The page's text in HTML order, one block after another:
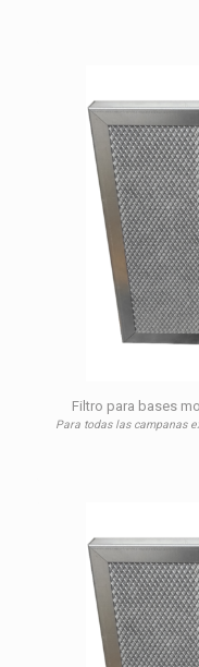
Filtro para bases
Para todas las campanas